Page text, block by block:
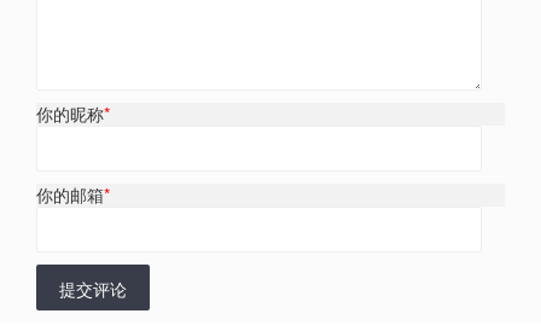
你的昵称*
你的邮箱*
提交评论